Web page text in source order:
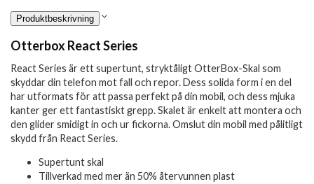
Produktbeskrivning
Otterbox React Series
React Series är ett supertunt, stryktåligt OtterBox-Skal som
skyddar din telefon mot fall och repor. Dess solida form i en del
har utformats för att passa perfekt på din mobil, och dess mjuka
kanter ger ett fantastiskt grepp. Skalet är enkelt att montera och
den glider smidigt in och ur fickorna. Omslut din mobil med pålitligt
skydd från React Series.
Supertunt skal
Tillverkad med mer än 50% återvunnen plast